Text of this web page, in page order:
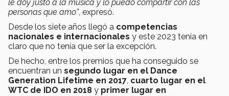
le doy justo a la música y lo puedo compartir con las
personas que amo”, expresó.
Desde los siete años llegó a competencias
nacionales e internacionales y este 2023 tenía en
claro que no tenía que ser la excepción.
De hecho, entre los premios que ha conseguido se
encuentran un segundo lugar en el Dance
Generation Lifetime en 2017 cuarto lugar en el
WTC de IDO en 2018 y primer lugar en